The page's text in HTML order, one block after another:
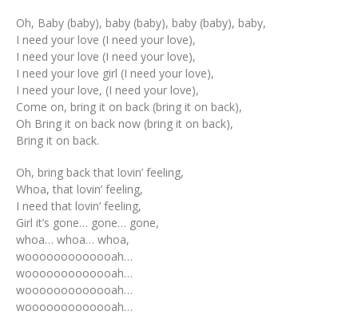
Oh, Baby (baby), baby (baby), baby (baby), baby,
I need your love (I need your love),
I need your love (I need your love),
I need your love girl (I need your love),
I need your love, (I need your love),
Come on, bring it on back (bring it on back),
Oh Bring it on back now (bring it on back),
Bring it on back.
Oh, bring back that lovin’ feeling,
Whoa, that lovin’ feeling,
I need that lovin’ feeling,
Girl it’s gone… gone… gone,
whoa… whoa… whoa,
wooooooooooooah…
wooooooooooooah…
wooooooooooooah…
wooooooooooooah…